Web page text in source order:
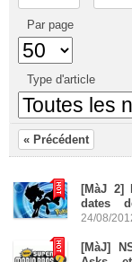
Par page
Type d'article
« Précédent
[MàJ 2]
dates
24/08/
[MàJ]